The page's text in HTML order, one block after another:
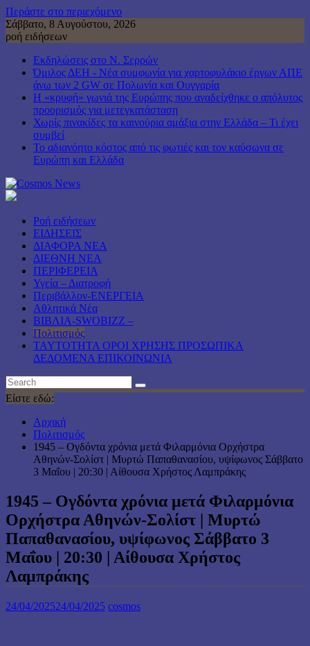
Περάστε στο περιεχόμενο
Σάββατο, 8 Αυγούστου, 2026
ροή ειδήσεων
Εκδηλώσεις στο Ν. Σερρών
Όμιλος ΔΕΗ - Νέα συμφωνία για χαρτοφυλάκιο έργων ΑΠΕ
άνω των 2 GW σε Πολωνία και Ουγγαρία
Η «κρυφή» γωνιά της Ευρώπης που αναδείχθηκε ο απόλυτος
προορισμός για μετεγκατάσταση
Χωρίς πινακίδες τα καινούρια αμάξια στην Ελλάδα – Τι έχει
συμβεί
Το αδιανόητο κόστος από τις φωτιές και τον καύσωνα σε
Ευρώπη και Ελλάδα
Ροή ειδήσεων
ΕΙΔΗΣΕΙΣ
ΔΙΑΦΟΡΑ ΝΕΑ
ΔΙΕΘΝΗ ΝΕΑ
ΠΕΡΙΦΕΡΕΙΑ
Υγεία – Διατροφή
Περιβάλλον-ΕΝΕΡΓΕΙΑ
Αθλητικά Νέα
ΒΙΒΛΙΑ-SWOBIZZ –
Πολιτισμός
TAYTOTHTA ΟΡΟΙ ΧΡΗΣΗΣ ΠΡΟΣΩΠΙΚΑ
ΔΕΔΟΜΕΝΑ ΕΠΙΚΟΙΝΩΝΙΑ
Είστε εδώ:
Αρχική
Πολιτισμός
1945 – Ογδόντα χρόνια μετά Φιλαρμόνια Ορχήστρα
Αθηνών-Σολίστ | Μυρτώ Παπαθανασίου, υψίφωνος Σάββατο
3 Μαΐου | 20:30 | Αίθουσα Χρήστος Λαμπράκης
1945 – Ογδόντα χρόνια μετά Φιλαρμόνια
Ορχήστρα Αθηνών-Σολίστ | Μυρτώ
Παπαθανασίου, υψίφωνος Σάββατο 3
Μαΐου | 20:30 | Αίθουσα Χρήστος
Λαμπράκης
24/04/202524/04/2025 cosmos